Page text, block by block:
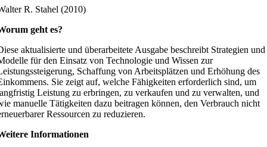
R. Stahel (2010)
geht es?
aktualisierte und überarbeitete Ausgabe beschreibt Strategien und
für den Einsatz von Technologie und Wissen zur
Schaffung von Arbeitsplätzen und Erhöhung des
Sie zeigt auf, welche Fähigkeiten erforderlich sind, um
Leistung zu erbringen, zu verkaufen und zu verwalten, und
manuelle Tätigkeiten dazu beitragen können, den Verbrauch nicht
Ressourcen zu reduzieren.
Informationen